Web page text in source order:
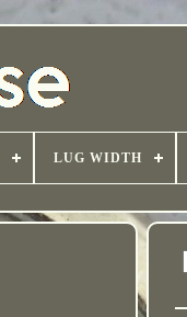
LUG WIDTH